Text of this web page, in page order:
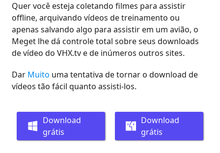
Quer você esteja coletando filmes para assistir
offline, arquivando vídeos de treinamento ou
apenas salvando algo para assistir em um avião, o
Meget lhe dá controle total sobre seus downloads
de vídeo do VHX.tv e de inúmeros outros sites.
Dar Muito uma tentativa de tornar o download de
vídeos tão fácil quanto assisti-los.
Download
grátis
Download
grátis